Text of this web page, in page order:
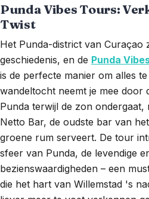
Punda Vibes Tours:
Twist
Het Punda-district van Curaçao
geschiedenis, en de Punda
is de perfecte manier om alles
wandeltocht neemt je mee door
Punda terwijl de zon ondergaat,
Netto Bar, de oudste bar van
groene rum serveert. De tour
sfeer van Punda, de levendige
bezienswaardigheden – een
die het hart van Willemstad 's